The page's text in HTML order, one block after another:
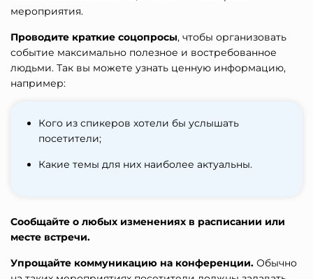
мероприятия.
Проводите краткие соцопросы, чтобы организовать
событие максимально полезное и востребованное
людьми. Так вы можете узнать ценную информацию,
например:
Кого из спикеров хотели бы услышать
посетители;
Какие темы для них наиболее актуальны.
Сообщайте о любых изменениях в расписании или
месте встречи.
Упрощайте коммуникацию на конференции. Обычно